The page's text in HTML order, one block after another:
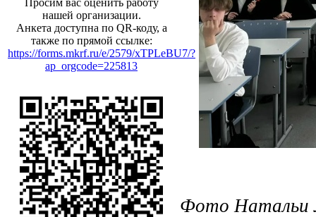
Просим вас оценить работу
нашей организации.
Анкета доступна по QR-коду, а
также по прямой ссылке:
https://forms.mkrf.ru/e/2579/xTPLeBU7/?
ap_orgcode=225813
Фото Натальи